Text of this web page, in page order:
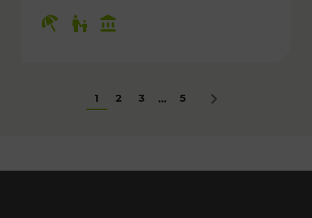
1 2 3 ... 5 Nächstes